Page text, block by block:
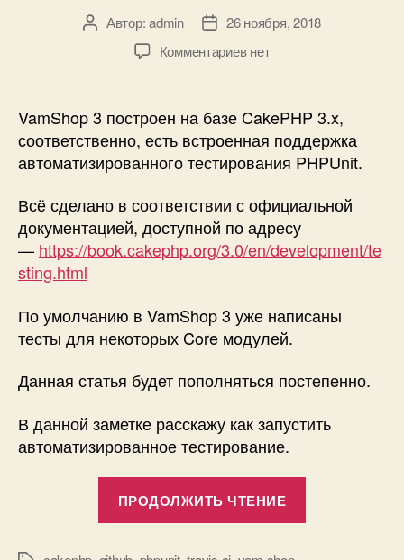
АвторАвтор:admin
Дата26 ноября, 2018
Комментариевк
3
—
Автоматизированное
тестирование
нет
VamShop 3 построен на базе CakePHP 3.x,
соответственно, есть встроенная поддержка
автоматизированного тестирования PHPUnit.
Всё сделано в соответствии с официальной
документацией, доступной по адресу
— https://book.cakephp.org/3.0/en/development/te
sting.html
По умолчанию в VamShop 3 уже написаны
тесты для некоторых Core модулей.
Данная статья будет пополняться постепенно.
В данной заметке расскажу как запустить
автоматизированное тестирование.
ПРОДОЛЖИТЬ ЧТЕНИЕ